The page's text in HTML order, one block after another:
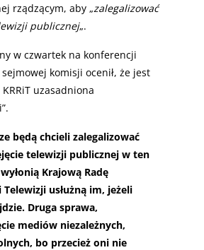
rządzącym, aby „zalegalizować
publicznej„.
w czwartek na konferencji
komisji ocenił, że jest
uzasadniona
będą chcieli zalegalizować
telewizji publicznej w ten
Krajową Radę
usłużną im, jeżeli
Druga sprawa,
mediów niezależnych,
bo przecież oni nie